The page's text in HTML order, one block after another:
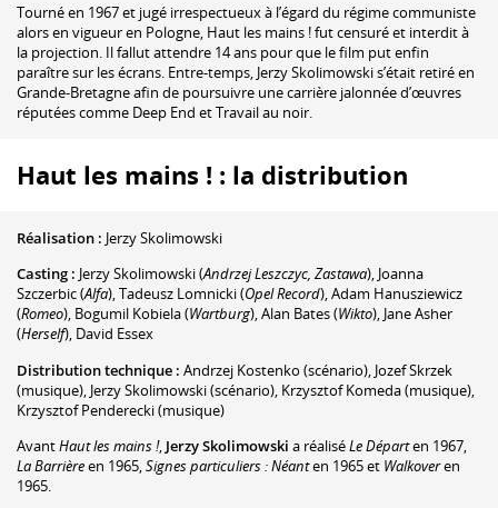
Tourné en 1967 et jugé irrespectueux à l’égard du régime communiste
alors en vigueur en Pologne, Haut les mains ! fut censuré et interdit à
la projection. Il fallut attendre 14 ans pour que le film put enfin
paraître sur les écrans. Entre-temps, Jerzy Skolimowski s’était retiré en
Grande-Bretagne afin de poursuivre une carrière jalonnée d’œuvres
réputées comme Deep End et Travail au noir.
Haut les mains ! : la distribution
Réalisation : Jerzy Skolimowski
Casting : Jerzy Skolimowski(Andrzej Leszczyc, Zastawa), Joanna
Szczerbic(Alfa),Tadeusz Lomnicki(Opel Record),Adam Hanusziewicz
(Romeo), Bogumil Kobiela(Wartburg),Alan Bates(Wikto), Jane Asher
(Herself), David Essex
Distribution technique : Andrzej Kostenko (scénario), Jozef Skrzek
(musique), Jerzy Skolimowski(scénario), Krzysztof Komeda(musique),
Krzysztof Penderecki(musique)
AvantHaut les mains !, Jerzy Skolimowski a réaliséLe Départen 1967,
La Barrièreen 1965,Signes particuliers : Néanten 1965 et Walkoveren
1965.